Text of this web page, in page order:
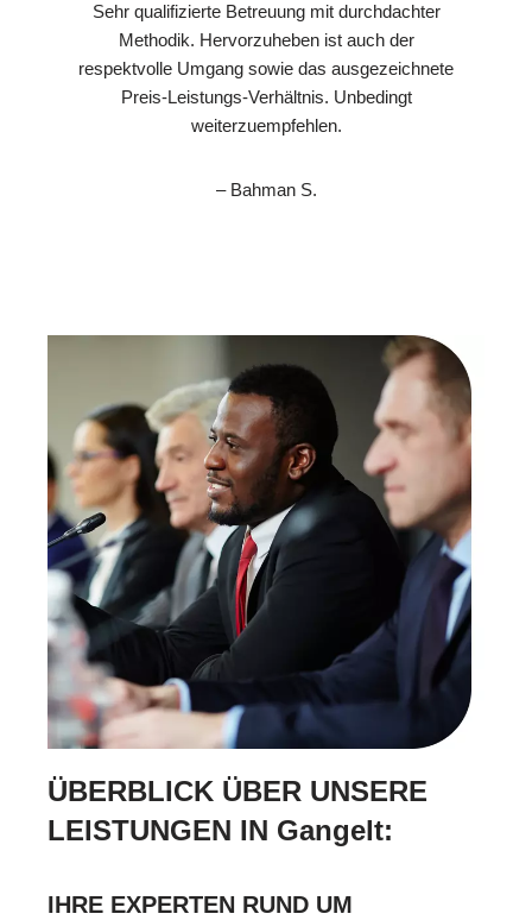
Sehr qualifizierte Betreuung mit durchdachter
Methodik. Hervorzuheben ist auch der
respektvolle Umgang sowie das ausgezeichnete
Preis-Leistungs-Verhältnis. Unbedingt
weiterzuempfehlen.
– Bahman S.
ÜBERBLICK ÜBER UNSERE
LEISTUNGEN IN Gangelt:
IHRE EXPERTEN RUND UM